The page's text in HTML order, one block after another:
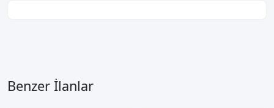
Benzer İlanlar